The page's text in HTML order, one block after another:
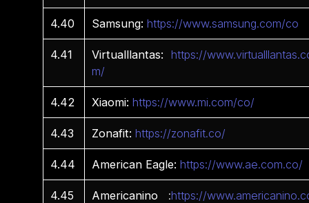
4.40 Samsung: https://www.samsung.com/co
4.41 Virtualllantas:
https://
m/
4.42 Xiaomi: https://www.mi.com/co/
4.43 Zonafit: https://zonafit.co/
4.44 American Eagle: https://www.ae.com.co/
4.45 Americanino :https://